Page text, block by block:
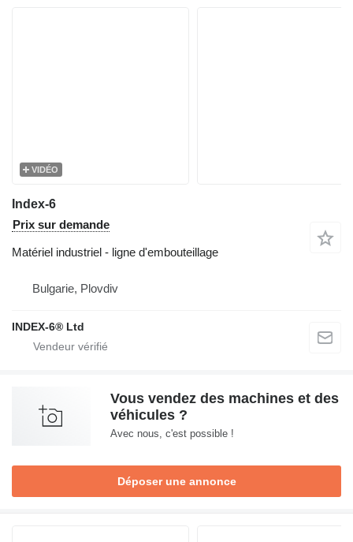
VIDÉO
Index-6
Prix sur demande
Matériel industriel - ligne d'embouteillage
Bulgarie, Plovdiv
INDEX-6® Ltd
Vous vendez des machines et des
véhicules ?
Avec nous, c'est possible !
Déposer une annonce